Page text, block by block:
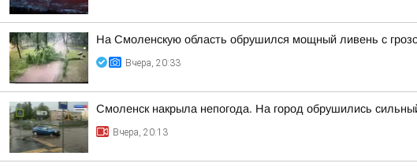
На Смоленскую область обрушился мощный ливень с
Вчера, 20:33
Смоленск накрыла непогода. На город обрушились
Вчера, 20:13